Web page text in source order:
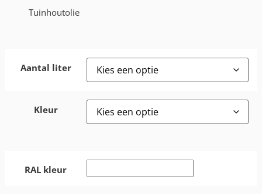
Tuinhoutolie
Aantal liter
Kleur
RAL kleur